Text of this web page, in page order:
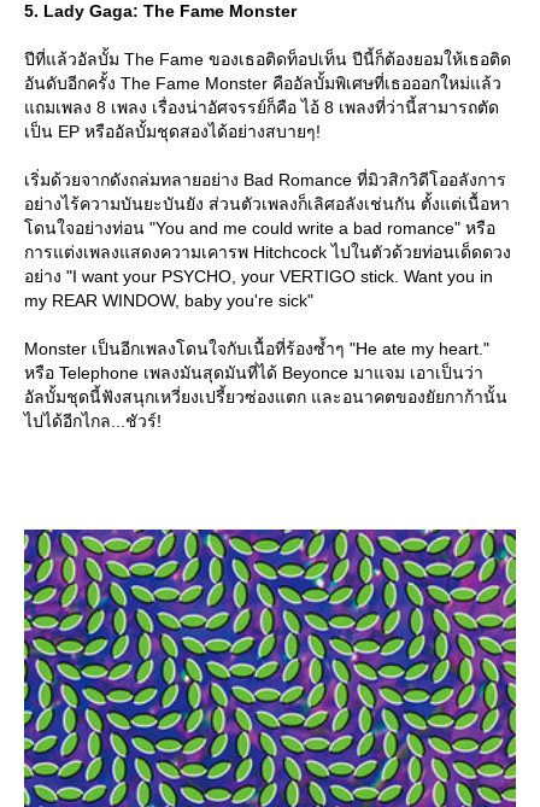
5. Lady Gaga: The Fame Monster
ปีที่แล้วอัลบั้ม The Fame ของเธอติดท็อปเท็น ปีนี้ก็ต้องยอมให้เธอติด
อันดับอีกครั้ง The Fame Monster คืออัลบั้มพิเศษที่เธอออกใหม่แล้ว
ถมเพลง 8 เพลง เรื่องน่าอัศจรรย์ก็คือ ไอ้ 8 เพลงที่ว่านี้สามารถตัด
เป็น EP หรืออัลบั้มชุดสองได้อย่างสบายๆ!
เริ่มด้วยจากดังถล่มทลายอย่าง Bad Romance ที่มิวสิกวิดีโออลังการ
อย่างไร้ความบันยะบันยัง ส่วนตัวเพลงก็เลิศอลังเช่นกัน ตั้งแต่เนื้อหา
ดนใจอย่างท่อน "You and me could write a bad romance" หรือ
การแต่งเพลงแสดงความเคารพ Hitchcock ไปในตัวด้วยท่อนเด็ดดวง
อย่าง "I want your PSYCHO, your VERTIGO stick. Want you in
my REAR WINDOW, baby you're sick"
Monster เป็นอีกเพลงโดนใจกับเนื้อที่ร้องซ้ำๆ "He ate my heart."
หรือ Telephone เพลงมันสุดมันที่ได้ Beyonce มาแจม เอาเป็นว่า
อัลบั้มชุดนี้ฟังสนุกเหวี่ยงเปรี้ยวซ่องแตก และอนาคตของยัยกาก้านั้น
ไปได้อีกไกล...ชัวร์!